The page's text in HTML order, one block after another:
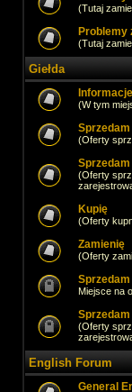
(Tutaj
Problemy
(Tutaj
Giełda
(W tym
Sprzedam
(Oferty
(Oferty
Kupię
(Oferty
Zamienię
(Oferty
Miejsce na
(Oferty
English Forum
General